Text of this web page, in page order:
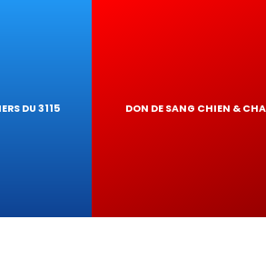
TOXICITÉ
DU 3115 DON DE SANG CHIEN &